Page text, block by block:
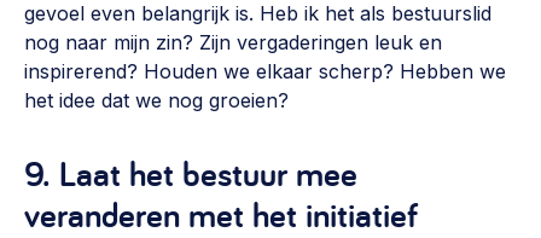
gevoel even belangrijk is. Heb ik het als bestuurslid
nog naar mijn zin? Zijn vergaderingen leuk en
inspirerend? Houden we elkaar scherp? Hebben we
het idee dat we nog groeien?
9. Laat het bestuur mee
veranderen met het initiatief